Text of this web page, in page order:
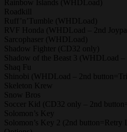
Rainbow Islands (WHDLoad)
Roadkill
Ruff’n’Tumble (WHDLoad)
RVF Honda (WHDLoad – 2nd
Sarcophaser (WHDLoad)
Shadow Fighter (CD32 only)
Shadow of the Beast 3 (WHDLoad
Shaq Fu
Shinobi (WHDLoad – 2nd
Skeleton Krew
Snow Bros
Soccer Kid (CD32 only – 2nd
Solomon’s Key
Solomon’s Key 2 (2nd button=Retry